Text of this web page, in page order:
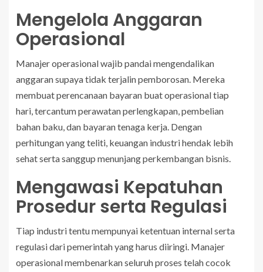
Mengelola Anggaran
Operasional
Manajer operasional wajib pandai mengendalikan
anggaran supaya tidak terjalin pemborosan. Mereka
membuat perencanaan bayaran buat operasional tiap
hari, tercantum perawatan perlengkapan, pembelian
bahan baku, dan bayaran tenaga kerja. Dengan
perhitungan yang teliti, keuangan industri hendak lebih
sehat serta sanggup menunjang perkembangan bisnis.
Mengawasi Kepatuhan
Prosedur serta Regulasi
Tiap industri tentu mempunyai ketentuan internal serta
regulasi dari pemerintah yang harus diiringi. Manajer
operasional membenarkan seluruh proses telah cocok